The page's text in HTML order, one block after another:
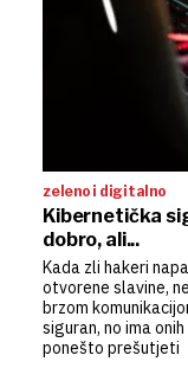
zeleno i digitalno
Kibernetička
dobro, ali...
Kada zli hakeri
otvorene slavine,
brzom
siguran, no ima
ponešto prešutjeti